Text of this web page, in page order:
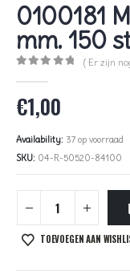
0100181
mm. 150
( Er zijn
€1,00
Availability: 37 op voorraad
SKU: 04-R-50520-84100
TOEVOEGEN AAN